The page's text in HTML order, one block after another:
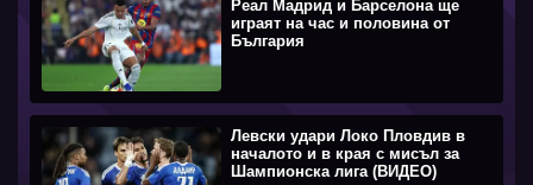
Реал Мадрид и Барселона ще
играят на час и половина от
България
Левски удари Локо Пловдив в
началото и в края с мисъл за
Шампионска лига (ВИДЕО)